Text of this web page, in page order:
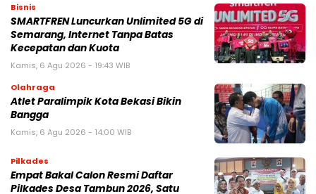
Bisnis
SMARTFREN Luncurkan Unlimited 5G di
Semarang, Internet Tanpa Batas
Kecepatan dan Kuota
Kamis, 6 Agu 2026 - 19:43 WIB
Olahraga
Atlet Paralimpik Kota Bekasi Bikin
Bangga
Kamis, 6 Agu 2026 - 14:00 WIB
Pilkades
Empat Bakal Calon Resmi Daftar
Pilkades Desa Tambun 2026, Satu